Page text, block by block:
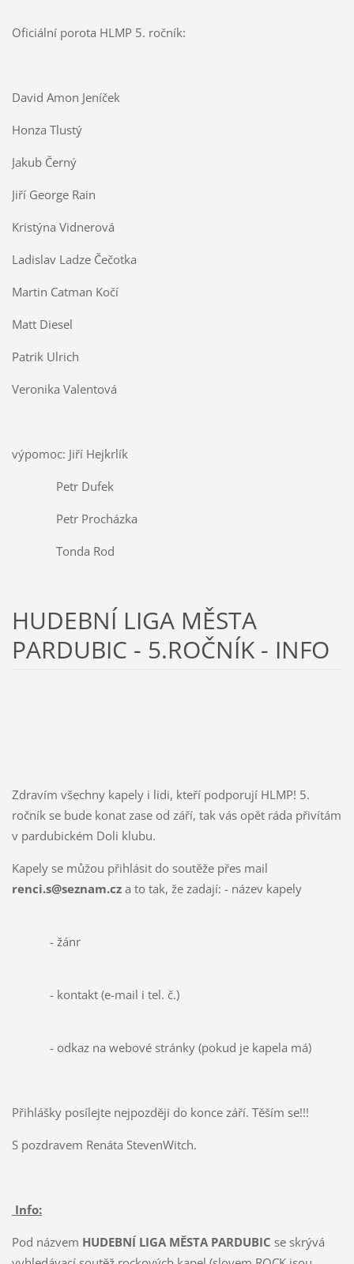
Oficiální porota HLMP 5. ročník:
David Amon Jeníček
Honza Tlustý
Jakub Černý
Jiří George Rain
Kristýna Vidnerová
Ladislav Ladze Čečotka
Martin Catman Kočí
Matt Diesel
Patrik Ulrich
Veronika Valentová
výpomoc: Jiří Hejkrlík
Petr Dufek
Petr Procházka
Tonda Rod
HUDEBNÍ LIGA MĚSTA
PARDUBIC - 5.ROČNÍK - INFO
Zdravím všechny kapely i lidi, kteří podporují HLMP! 5.
ročník se bude konat zase od září, tak vás opět ráda přivítám
v pardubickém Doli klubu.
Kapely se můžou přihlásit do soutěže přes mail
renci.s@seznam.cza to tak, že zadají: - název kapely
- žánr
- kontakt (e-mail i tel. č.)
- odkaz na webové stránky (pokud je kapela má)
Přihlášky posílejte nejpozději do konce září. Těším se!!!
S pozdravem Renáta StevenWitch.
Info:
Pod názvem HUDEBNÍ LIGA MĚSTA PARDUBIC se skrývá